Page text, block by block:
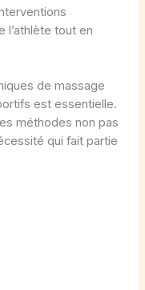
l’athlète tout en
de massage
est essentielle.
méthodes non pas
qui fait partie